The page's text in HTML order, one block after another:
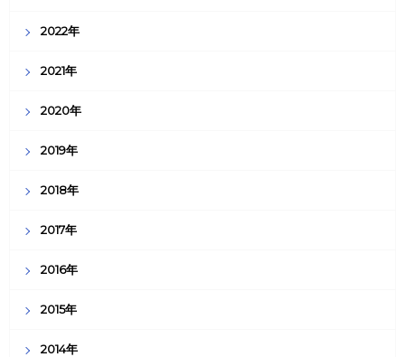
2022年
2021年
2020年
2019年
2018年
2017年
2016年
2015年
2014年